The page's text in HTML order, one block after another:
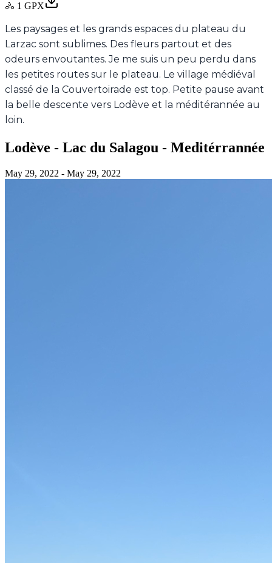
🚴 1 GPX
Les paysages et les grands espaces du plateau du
Larzac sont sublimes. Des fleurs partout et des
odeurs envoutantes. Je me suis un peu perdu dans
les petites routes sur le plateau. Le village médiéval
classé de la Couvertoirade est top. Petite pause avant
la belle descente vers Lodève et la méditérannée au
loin.
Lodève - Lac du Salagou - Meditérrannée
May 29, 2022 - May 29, 2022